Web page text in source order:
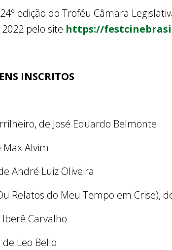
edição do Troféu Câmara
pelo site https://
INSCRITOS
de José Eduardo Belmonte
Max Alvim
André Luiz Oliveira
Relatos do Meu Tempo em Crise),
Carvalho
Leo Bello